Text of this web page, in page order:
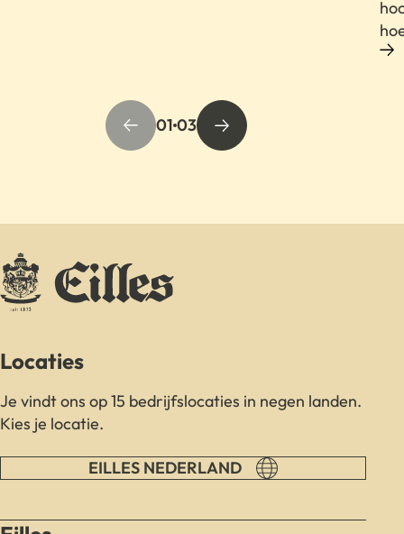
Locaties
Je vindt ons op 15 bedrijfslocaties in negen landen.
Kies je locatie.
EILLES NEDERLAND